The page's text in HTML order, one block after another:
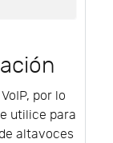
por lo
utilice para
altavoces